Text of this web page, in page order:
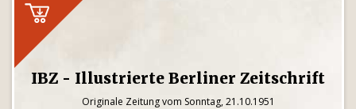
IBZ - Illustrierte Berliner Zeitschrift
Originale Zeitung vom Sonntag, 21.10.1951